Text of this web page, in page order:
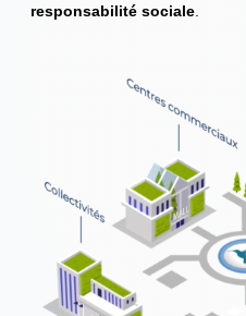
responsabilité sociale